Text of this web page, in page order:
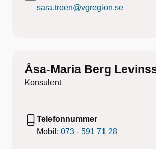
sara.troen@vgregion.se
Åsa-Maria Berg
Konsulent
Telefonnummer
Mobil: 073 - 591 71 28